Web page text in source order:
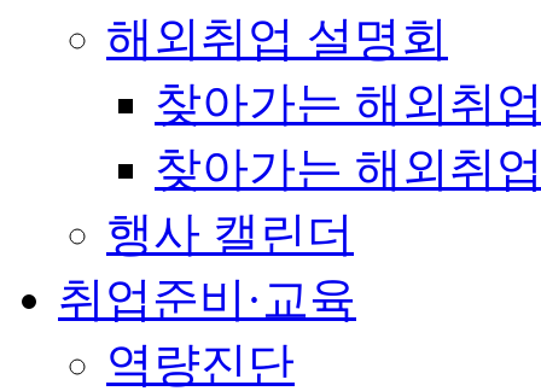
해외취업 설명회
찾아가는 해외취
찾아가는 해외취
행사 캘린더
취업준비·교육
역량진단